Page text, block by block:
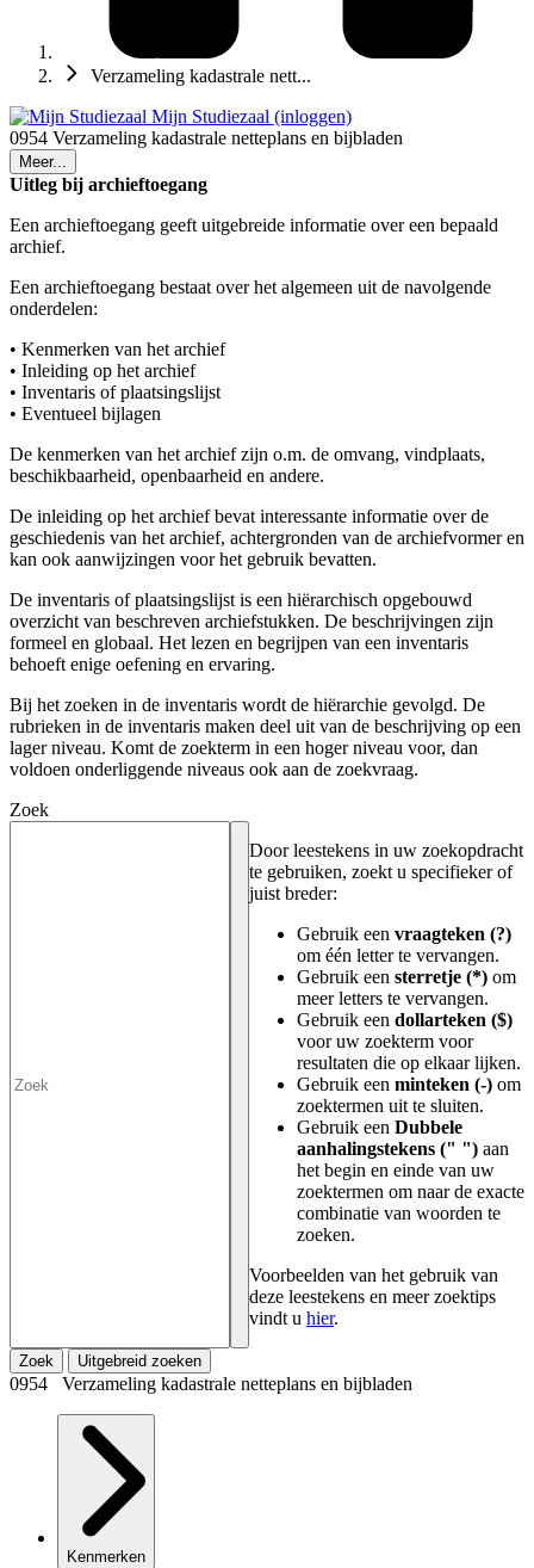
Verzameling kadastrale nett...
Mijn Studiezaal (inloggen)
0954 Verzameling kadastrale netteplans en bijbladen
Meer...
Uitleg bij archieftoegang
Een archieftoegang geeft uitgebreide informatie over een bepaald
archief.
Een archieftoegang bestaat over het algemeen uit de navolgende
onderdelen:
• Kenmerken van het archief
• Inleiding op het archief
• Inventaris of plaatsingslijst
• Eventueel bijlagen
De kenmerken van het archief zijn o.m. de omvang, vindplaats,
beschikbaarheid, openbaarheid en andere.
De inleiding op het archief bevat interessante informatie over de
geschiedenis van het archief, achtergronden van de archiefvormer en
kan ook aanwijzingen voor het gebruik bevatten.
De inventaris of plaatsingslijst is een hiërarchisch opgebouwd
overzicht van beschreven archiefstukken. De beschrijvingen zijn
formeel en globaal. Het lezen en begrijpen van een inventaris
behoeft enige oefening en ervaring.
Bij het zoeken in de inventaris wordt de hiërarchie gevolgd. De
rubrieken in de inventaris maken deel uit van de beschrijving op een
lager niveau. Komt de zoekterm in een hoger niveau voor, dan
voldoen onderliggende niveaus ook aan de zoekvraag.
Zoek
Door leestekens in uw zoekopdracht
te gebruiken, zoekt u specifieker of
juist breder:
Gebruik een vraagteken (?)
om één letter te vervangen.
Gebruik een sterretje (*) om
meer letters te vervangen.
Gebruik een dollarteken ($)
voor uw zoekterm voor
resultaten die op elkaar lijken.
Gebruik een minteken (-) om
zoektermen uit te sluiten.
Gebruik een Dubbele
aanhalingstekens (" ") aan
het begin en einde van uw
zoektermen om naar de exacte
combinatie van woorden te
zoeken.
Voorbeelden van het gebruik van
deze leestekens en meer zoektips
vindt u hier.
Zoek Uitgebreid zoeken
0954 Verzameling kadastrale netteplans en bijbladen
Kenmerken